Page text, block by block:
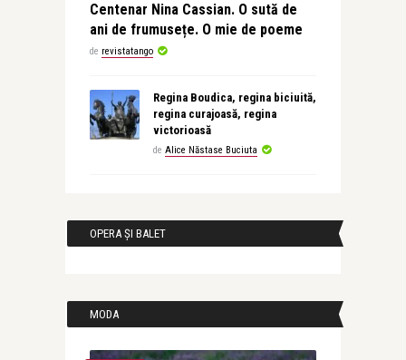
Centenar Nina Cassian. O sută de
ani de frumusețe. O mie de poeme
de revistatango
Regina Boudica, regina biciuită,
regina curajoasă, regina
victorioasă
de Alice Năstase Buciuta
OPERA ȘI BALET
MODA